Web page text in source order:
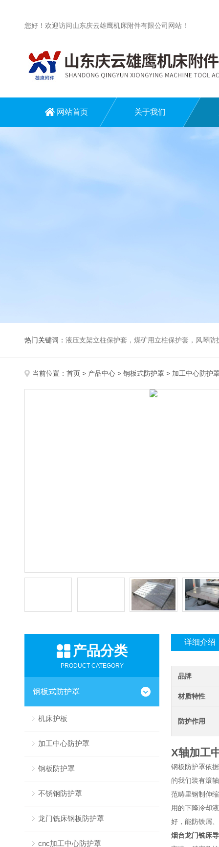
您好！欢迎访问山东庆云雄鹰机床附件有限公司网站！
网站首页 关于我们
热门关键词： 液压支架立柱保护套，煤矿用立柱保护套，风琴
当前位置： 首页 > 产品中心 > 钢板式防护罩 > 加工中心防护
产品分类
PRODUCT CATEGORY
钢板式防护罩
机床护板
加工中心防护罩
钢板防护罩
不锈钢防护罩
龙门铣床钢板防护罩
cnc加工中心防护罩
详细介绍
品牌
材质特性
防护作用
X轴加工
钢板防护罩依
的我们装有滚
范畴里钢制伸
用的下降冷却
好，能防铁屑
烟台龙门铣床